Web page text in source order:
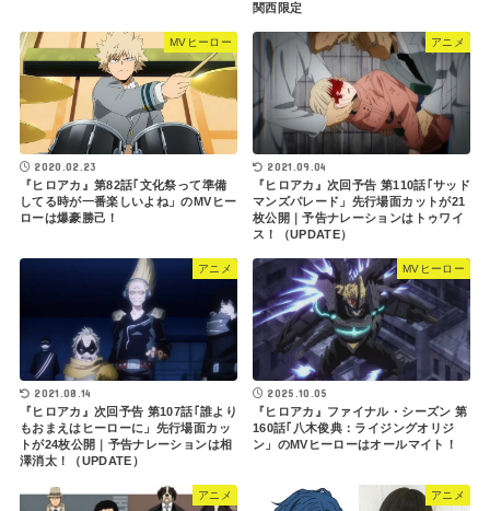
関西限定
MVヒーロー
2020.02.23
『ヒロアカ』第82話｢文化祭って準備
してる時が一番楽しいよね」のMVヒー
ローは爆豪勝己！
アニメ
2021.09.04
『ヒロアカ』次回予告 第110話｢サッド
マンズパレード」先行場面カットが21
枚公開｜予告ナレーションはトゥワイ
ス！（UPDATE）
アニメ
2021.08.14
『ヒロアカ』次回予告 第107話｢誰より
もおまえはヒーローに」先行場面カッ
トが24枚公開｜予告ナレーションは相
澤消太！（UPDATE）
MVヒーロー
2025.10.05
『ヒロアカ』ファイナル・シーズン 第
160話｢八木俊典：ライジングオリジ
ン」のMVヒーローはオールマイト！
アニメ アニメ